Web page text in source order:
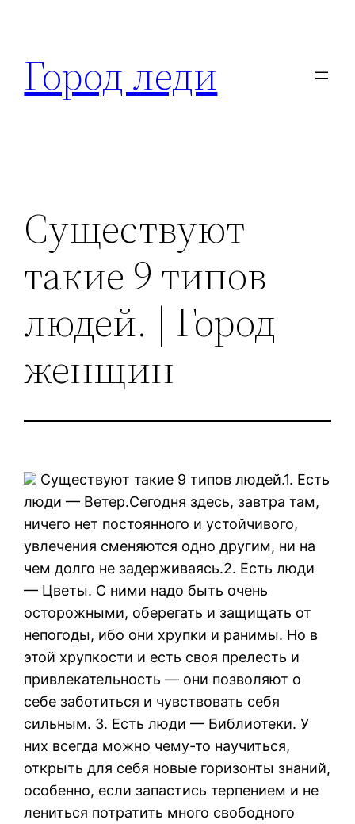
содержимому
Город леди
Существуют
такие 9 типов
людей. | Город
женщин
Существуют такие 9 типов людей.1. Есть
люди — Ветер.Сегодня здесь, завтра там,
ничего нет постоянного и устойчивого,
увлечения сменяются одно другим, ни на
чем долго не задерживаясь.2. Есть люди
— Цветы. С ними надо быть очень
осторожными, оберегать и защищать от
непогоды, ибо они хрупки и ранимы. Но в
этой хрупкости и есть своя прелесть и
привлекательность — они позволяют о
себе заботиться и чувствовать себя
сильным. 3. Есть люди — Библиотеки. У
них всегда можно чему-то научиться,
открыть для себя новые горизонты знаний,
особенно, если запастись терпением и не
лениться потратить много свободного